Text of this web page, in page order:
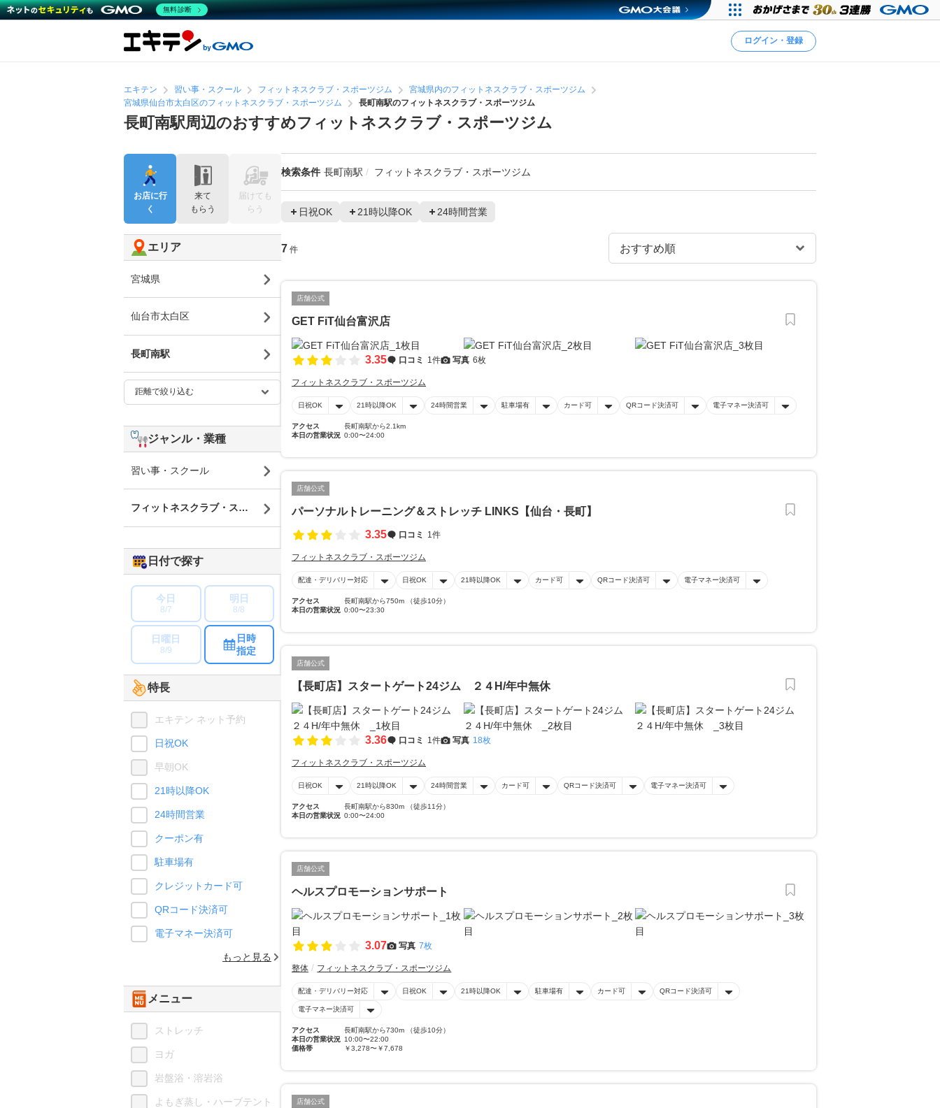
ログイン・登録
エキテン 習い事・スクール フィットネスクラブ・スポーツジム
宮城県内のフィットネスクラブ・スポーツジム
宮城県仙台市太白区のフィットネスクラブ・スポーツジム
長町南駅のフィットネスクラブ・スポーツジム
長町南駅周辺のおすすめフィットネスクラブ・スポーツジム
検索条件 長町南駅 フィットネスクラブ・スポーツジム
日祝OK 21時以降OK 24時間営業
7 件
店舗公式
GET FiT仙台富沢店
3.35 口コミ 1件 写真 6枚
フィットネスクラブ・スポーツジム
日祝OK 21時以降OK 24時間営業 駐車場有 カード可 QRコード決済可 電子マネー決済可
アクセス
長町南駅から2.1km
本日の営業状況 0:00〜24:00
店舗公式
パーソナルトレーニング＆ストレッチ LINKS【仙台・長町】
3.35
口コミ 1件
フィットネスクラブ・スポーツジム
配達・デリバリー対応 日祝OK 21時以降OK カード可 QRコード決済可 電子マネー決済可
アクセス
長町南駅から750m （徒歩10分）
本日の営業状況 0:00〜23:30
店舗公式
【長町店】スタートゲート24ジム ２４H/年中無休
3.36 口コミ 1件 写真 18枚
フィットネスクラブ・スポーツジム
日祝OK 21時以降OK 24時間営業 カード可 QRコード決済可 電子マネー決済可
アクセス
長町南駅から830m （徒歩11分）
本日の営業状況 0:00〜24:00
店舗公式
ヘルスプロモーションサポート
3.07 写真 7枚
整体 フィットネスクラブ・スポーツジム
配達・デリバリー対応 日祝OK 21時以降OK 駐車場有 カード可 QRコード決済可
電子マネー決済可
アクセス
長町南駅から730m （徒歩10分）
本日の営業状況 10:00〜22:00
価格帯
￥3,278〜￥7,678
店舗公式
お店に行
く
来て
もらう
届けても
らう
エリア
宮城県
仙台市太白区
長町南駅
ジャンル・業種
習い事・スクール
フィットネスクラブ・スポーツジム
日付で探す
今日
8/7
明日
8/8
日曜日
8/9
日時
指定
特長
エキテン ネット予約
日祝OK
早朝OK
21時以降OK
24時間営業
クーポン有
駐車場有
クレジットカード可
QRコード決済可
電子マネー決済可
もっと見る
メニュー
ストレッチ
ヨガ
岩盤浴・溶岩浴
よもぎ蒸し・ハーブテント
無料診断